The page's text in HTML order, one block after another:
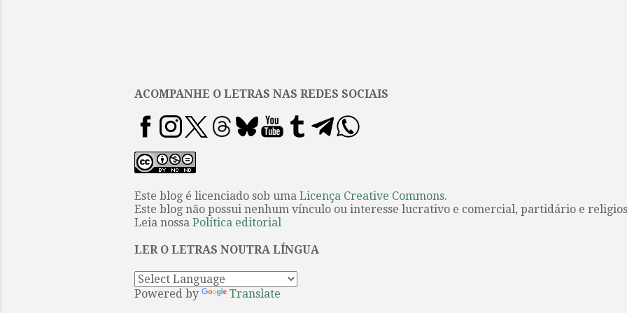
ACOMPANHE O LETRAS NAS REDES SOCIAIS
Este blog é licenciado sob uma Licença Creative Commons.
Este blog não possui nenhum vínculo ou interesse lucrativo e comercial, partidário e
Leia nossa Política editorial
LER O LETRAS NOUTRA LÍNGUA
Powered by Translate